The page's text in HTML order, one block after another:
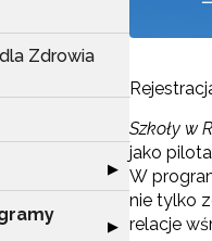
Zdrowia
Rozwiń sekcję
▶
Rozwiń sekcję
▶
Szkoły w
jako
W
nie tylko
relacje